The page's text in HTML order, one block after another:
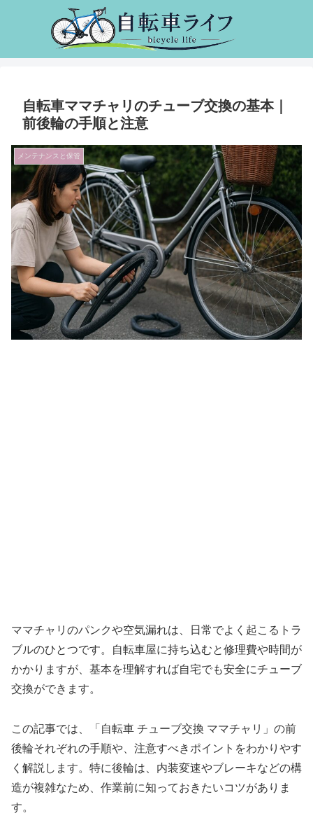
自転車ママチャリのチューブ交換の基本｜
前後輪の手順と注意
メンテナンスと保管
ママチャリのパンクや空気漏れは、日常でよく起こるトラ
ブルのひとつです。自転車屋に持ち込むと修理費や時間が
かかりますが、基本を理解すれば自宅でも安全にチューブ
交換ができます。
この記事では、「自転車 チューブ交換 ママチャリ」の前
後輪それぞれの手順や、注意すべきポイントをわかりやす
く解説します。特に後輪は、内装変速やブレーキなどの構
造が複雑なため、作業前に知っておきたいコツがありま
す。